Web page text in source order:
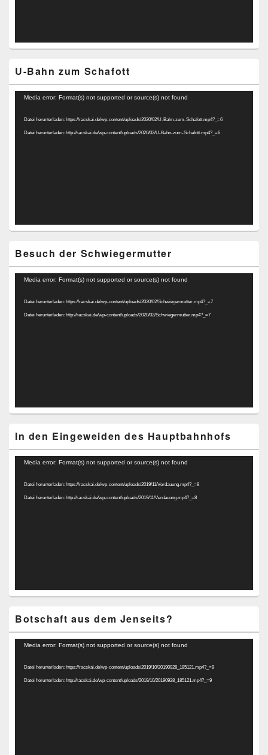
U-Bahn zum Schafott
Video-
Media error: Format(s) not supported or source(s) not found
Datei herunterladen: https://racskai.de/wp-content/uploads/2020/02/U-Bahn-zum-Schafott.mp4?_=6
Datei herunterladen: http://racskai.de/wp-content/uploads/2020/02/U-Bahn-zum-Schafott.mp4?_=6
Besuch der Schwiegermutter
Video-
Media error: Format(s) not supported or source(s) not found
Datei herunterladen: https://racskai.de/wp-content/uploads/2020/02/Schwiegermutter.mp4?_=7
Datei herunterladen: http://racskai.de/wp-content/uploads/2020/02/Schwiegermutter.mp4?_=7
In den Eingeweiden des Hauptbahnhofs
Video-
Media error: Format(s) not supported or source(s) not found
Datei herunterladen: https://racskai.de/wp-content/uploads/2019/11/Verdauung.mp4?_=8
Datei herunterladen: http://racskai.de/wp-content/uploads/2019/11/Verdauung.mp4?_=8
Botschaft aus dem Jenseits?
Video-
Media error: Format(s) not supported or source(s) not found
Datei herunterladen: https://racskai.de/wp-content/uploads/2019/10/20190928_185121.mp4?_=9
Datei herunterladen: http://racskai.de/wp-content/uploads/2019/10/20190928_185121.mp4?_=9